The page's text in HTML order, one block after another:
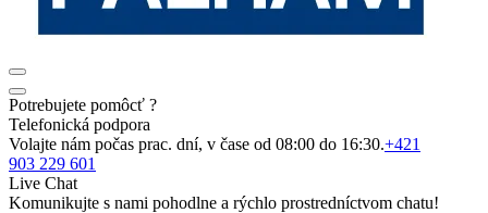
Potrebujete pomôcť ?
Telefonická podpora
Volajte nám počas prac. dní, v čase od 08:00 do 16:30.+421
903 229 601
Live Chat
Komunikujte s nami pohodlne a rýchlo prostredníctvom chatu!